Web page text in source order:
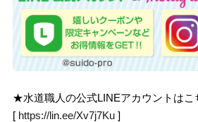
★水道職人の公式LINEアカウントはこ
[ https://lin.ee/Xv7j7Ku ]